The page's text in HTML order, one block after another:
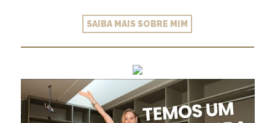
SAIBA MAIS SOBRE MIM